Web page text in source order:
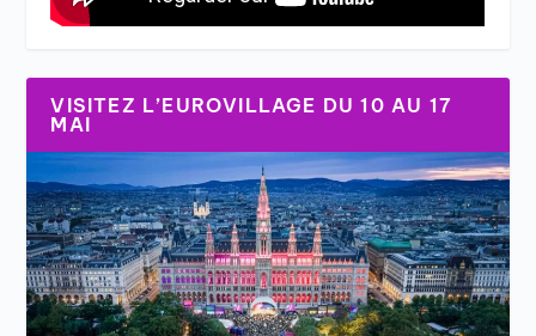
VISITEZ L’EUROVILLAGE DU 10 AU 17
MAI